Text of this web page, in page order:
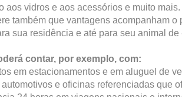
aos vidros e aos acessórios e muito mais.
também que vantagens acompanham
sua residência e até para seu animal de
contar, por exemplo, com:
em estacionamentos e em aluguel de
automotivos e oficinas referenciadas que